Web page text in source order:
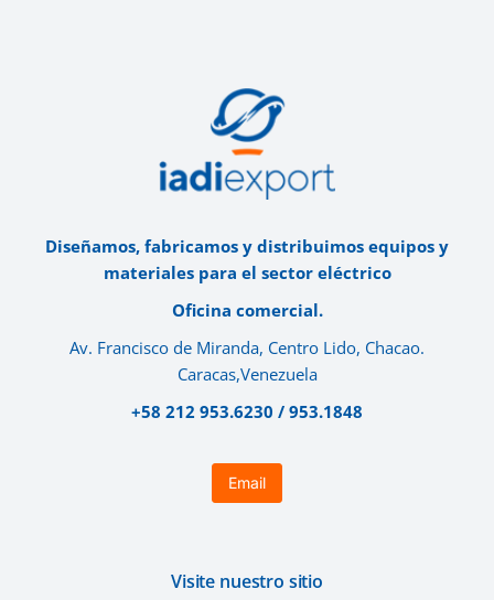
Diseñamos, fabricamos y distribuimos equipos y
materiales para el sector eléctrico
Oficina comercial.
Av. Francisco de Miranda, Centro Lido, Chacao.
Caracas,Venezuela
+58 212 953.6230 / 953.1848
Email
Visite nuestro sitio